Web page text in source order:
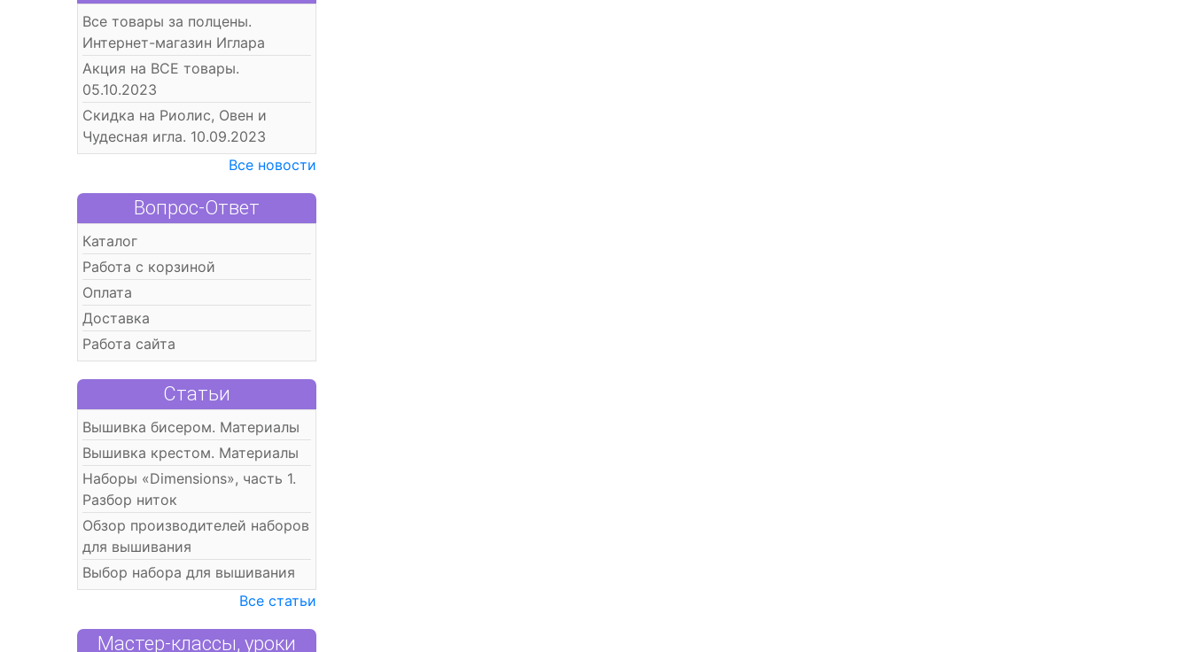
Все товары за полцены.
Интернет-магазин Иглара
Акция на ВСЕ товары.
05.10.2023
Скидка на Риолис, Овен и
Чудесная игла. 10.09.2023
Все новости
Вопрос-Ответ
Каталог
Работа с корзиной
Оплата
Доставка
Работа сайта
Статьи
Вышивка бисером. Материалы
Вышивка крестом. Материалы
Наборы «Dimensions», часть 1.
Разбор ниток
Обзор производителей наборов
для вышивания
Выбор набора для вышивания
Все статьи
Мастер-классы, уроки